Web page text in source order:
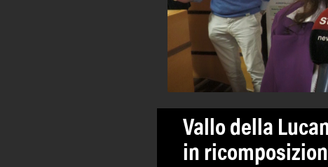
Vallo della
in